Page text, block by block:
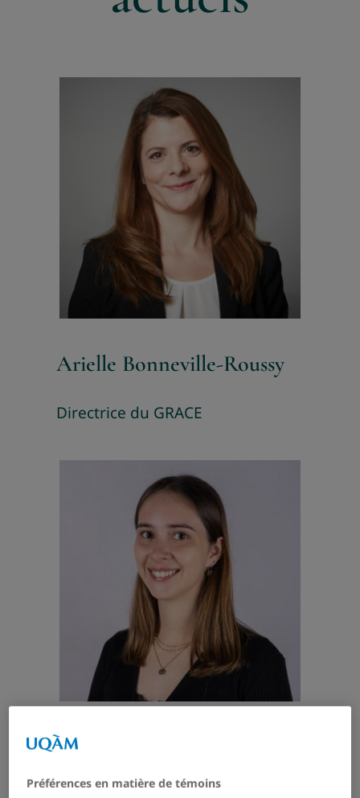
Arielle Bonneville-Roussy
Directrice du GRACE
Alexanne Landry
Doctorante en psychologie (Ph.D.) /
Préférences en matière de témoins